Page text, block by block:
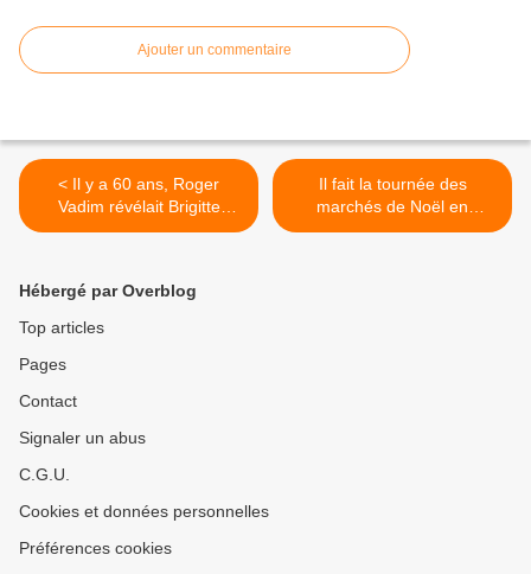
Ajouter un commentaire
< Il y a 60 ans, Roger
Vadim révélait Brigitte
Bardot dans "Et Dieu…créa
Il fait la tournée des
marchés de Noël en
exhibant un ours et fait
Hébergé par Overblog
Top articles
Pages
Contact
Signaler un abus
C.G.U.
Cookies et données personnelles
Préférences cookies